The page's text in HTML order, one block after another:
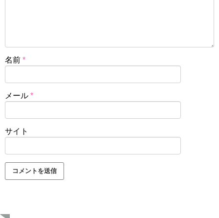
名前 *
メール *
サイト